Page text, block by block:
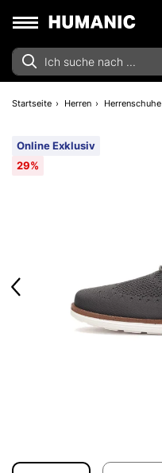
Startseite Herren Herrenschuhe
Online Exklusiv
29%